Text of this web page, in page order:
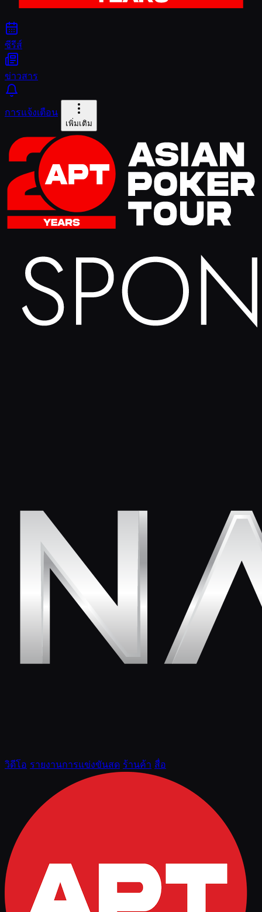
ซีรีส์
ข่าวสาร
การแจ้งเตือน
เพิ่มเติม
วิดีโอ รายงานการแข่งขันสด ร้านค้า สื่อ